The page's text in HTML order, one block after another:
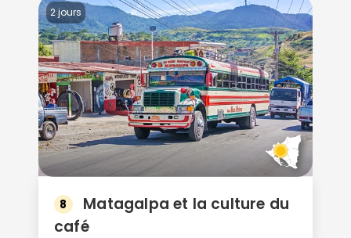
2 jours
8
Matagalpa et la culture du
café